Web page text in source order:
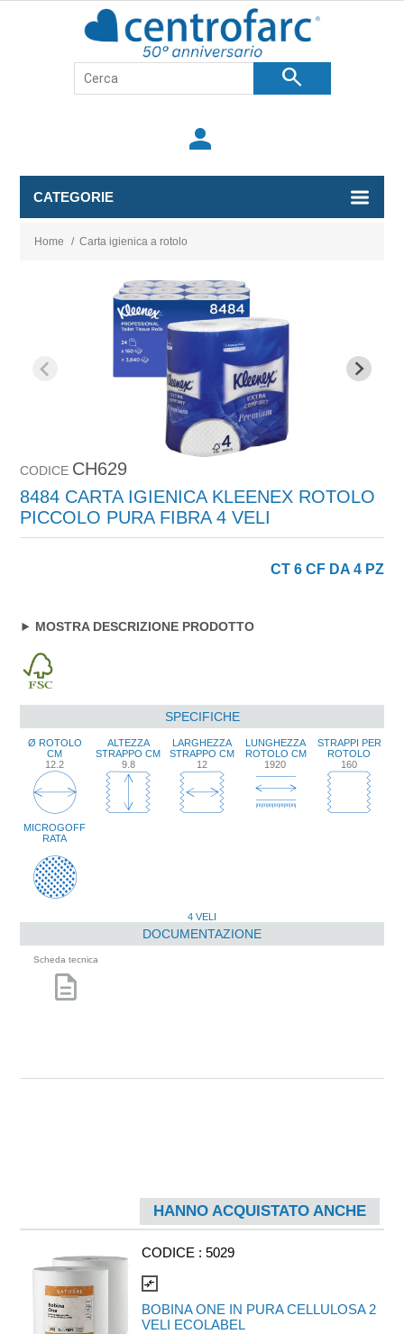
search
person
CATEGORIE
Home / Carta igienica a rotolo
CODICE CH629
8484 CARTA IGIENICA KLEENEX ROTOLO
PICCOLO PURA FIBRA 4 VELI
CT 6 CF DA 4 PZ
MOSTRA DESCRIZIONE PRODOTTO
SPECIFICHE
Ø ROTOLO
CM
12.2
ALTEZZA
STRAPPO CM
9.8
LARGHEZZA
STRAPPO CM
12
LUNGHEZZA
ROTOLO CM
1920
STRAPPI PER
ROTOLO
160
MICROGOFF
RATA
4 VELI
DOCUMENTAZIONE
Scheda tecnica
description
HANNO ACQUISTATO ANCHE
CODICE : 5029
compare_arrows
BOBINA ONE IN PURA CELLULOSA 2
VELI ECOLABEL